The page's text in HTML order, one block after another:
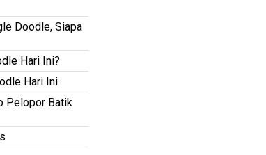
Doodle, Siapa
Hari Ini?
Hari Ini
Pelopor Batik